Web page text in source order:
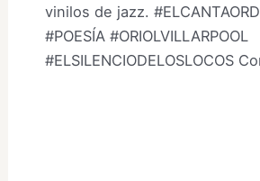
vinilos de jazz.
#POESÍA #ORIOLVILLARPOOL
#ELSILENCIODELOSLOCOS